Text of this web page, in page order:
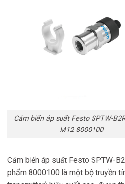
Cảm biến áp suất Festo SPTW-
M12 8000100
Cảm biến áp suất Festo SPTW-
phẩm 8000100 là một bộ truyền